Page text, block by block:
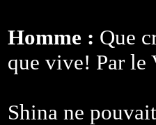
Homme : Que
que vive! Par le
Shina ne